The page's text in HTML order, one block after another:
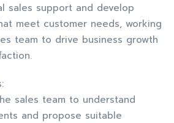
sales support and develop
meet customer needs, working
team to drive business growth
sales team to understand
and propose suitable